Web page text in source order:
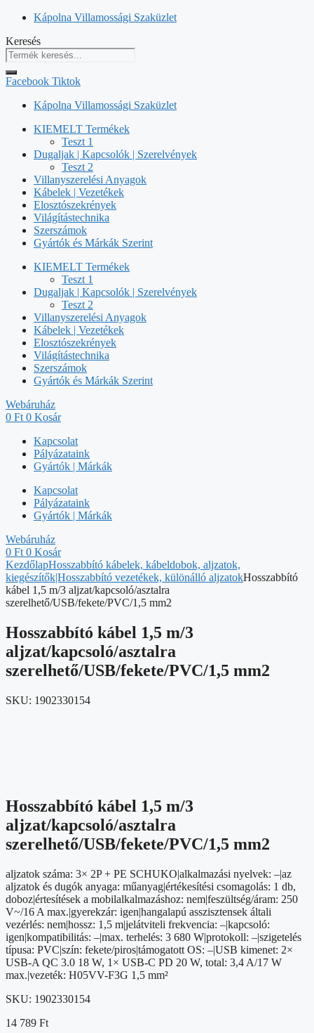
Kilépés
tartalomba
Kápolna Villamossági Szaküzlet
Keresés
Facebook Tiktok
Kápolna Villamossági Szaküzlet
KIEMELT Termékek
Teszt 1
Dugaljak | Kapcsolók | Szerelvények
Teszt 2
Villanyszerelési Anyagok
Kábelek | Vezetékek
Elosztószekrények
Világítástechnika
Szerszámok
Gyártók és Márkák Szerint
KIEMELT Termékek
Teszt 1
Dugaljak | Kapcsolók | Szerelvények
Teszt 2
Villanyszerelési Anyagok
Kábelek | Vezetékek
Elosztószekrények
Világítástechnika
Szerszámok
Gyártók és Márkák Szerint
Webáruház
0 Ft 0 Kosár
Kapcsolat
Pályázataink
Gyártók | Márkák
Kapcsolat
Pályázataink
Gyártók | Márkák
Webáruház
0 Ft 0 Kosár
KezdőlapHosszabbító kábelek, kábeldobok, aljzatok,
kiegészítők|Hosszabbító vezetékek, különálló aljzatokHosszabbító
kábel 1,5 m/3 aljzat/kapcsoló/asztalra
szerelhető/USB/fekete/PVC/1,5 mm2
Hosszabbító kábel 1,5 m/3
aljzat/kapcsoló/asztalra
szerelhető/USB/fekete/PVC/1,5 mm2
SKU: 1902330154
Hosszabbító kábel 1,5 m/3
aljzat/kapcsoló/asztalra
szerelhető/USB/fekete/PVC/1,5 mm2
aljzatok száma: 3× 2P + PE SCHUKO|alkalmazási nyelvek: –|az
aljzatok és dugók anyaga: műanyag|értékesítési csomagolás: 1 db,
doboz|értesítések a mobilalkalmazáshoz: nem|feszültség/áram: 250
V~/16 A max.|gyerekzár: igen|hangalapú asszisztensek általi
vezérlés: nem|hossz: 1,5 m|jelátviteli frekvencia: –|kapcsoló:
igen|kompatibilitás: –|max. terhelés: 3 680 W|protokoll: –|szigetelés
típusa: PVC|szín: fekete/piros|támogatott OS: –|USB kimenet: 2×
USB-A QC 3.0 18 W, 1× USB-C PD 20 W, total: 3,4 A/17 W
max.|vezeték: H05VV-F3G 1,5 mm²
SKU: 1902330154
14 789 Ft